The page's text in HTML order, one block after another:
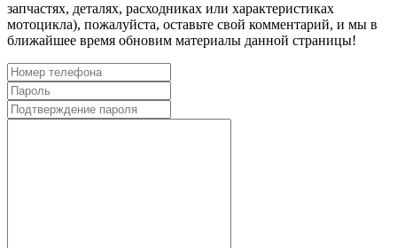
запчастях, деталях, расходниках или характеристиках
мотоцикла), пожалуйста, оставьте свой комментарий, и мы в
ближайшее время обновим материалы данной страницы!